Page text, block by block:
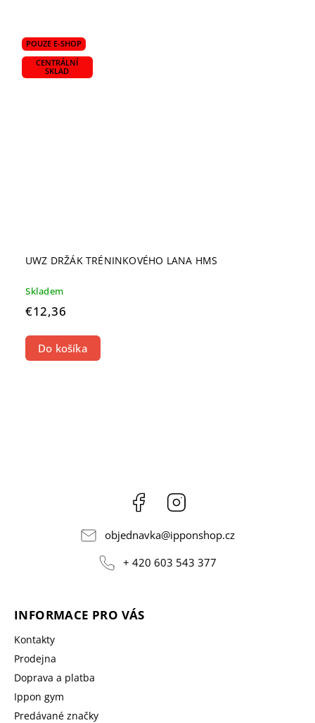
POUZE E-SHOP
CENTRÁLNÍ
SKLAD
UWZ DRŽÁK TRÉNINKOVÉHO LANA HMS
Skladem
€12,36
Do košíka
Facebook
objednavka@ipponshop.cz
+ 420 603 543 377
INFORMACE PRO VÁS
Kontakty
Prodejna
Doprava a platba
Ippon gym
Predávané značky